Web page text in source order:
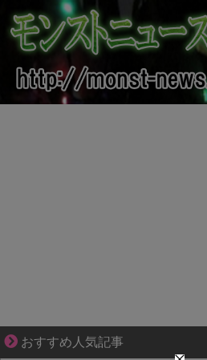
おすすめ人気記事
爽やか青年に忍び寄るストーカー疑惑